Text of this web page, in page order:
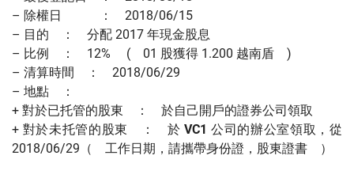
– 除權日 ： 2018/06/15
– 目的 ： 分配 2017 年現金股息
– 比例 ： 12% ( 01 股獲得 1.200 越南盾 )
– 清算時間 ： 2018/06/29
– 地點 ：
+ 對於已托管的股東 ： 於自己開戶的證券公司領取
+ 對於未托管的股東 ： 於VC1 公司的辦公室領取，從
2018/06/29（ 工作日期，請攜帶身份證，股東證書 ）